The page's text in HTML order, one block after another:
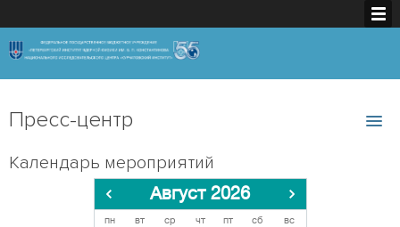
Пресс-центр
Календарь мероприятий
Август 2026
пн вт ср чт пт сб вс